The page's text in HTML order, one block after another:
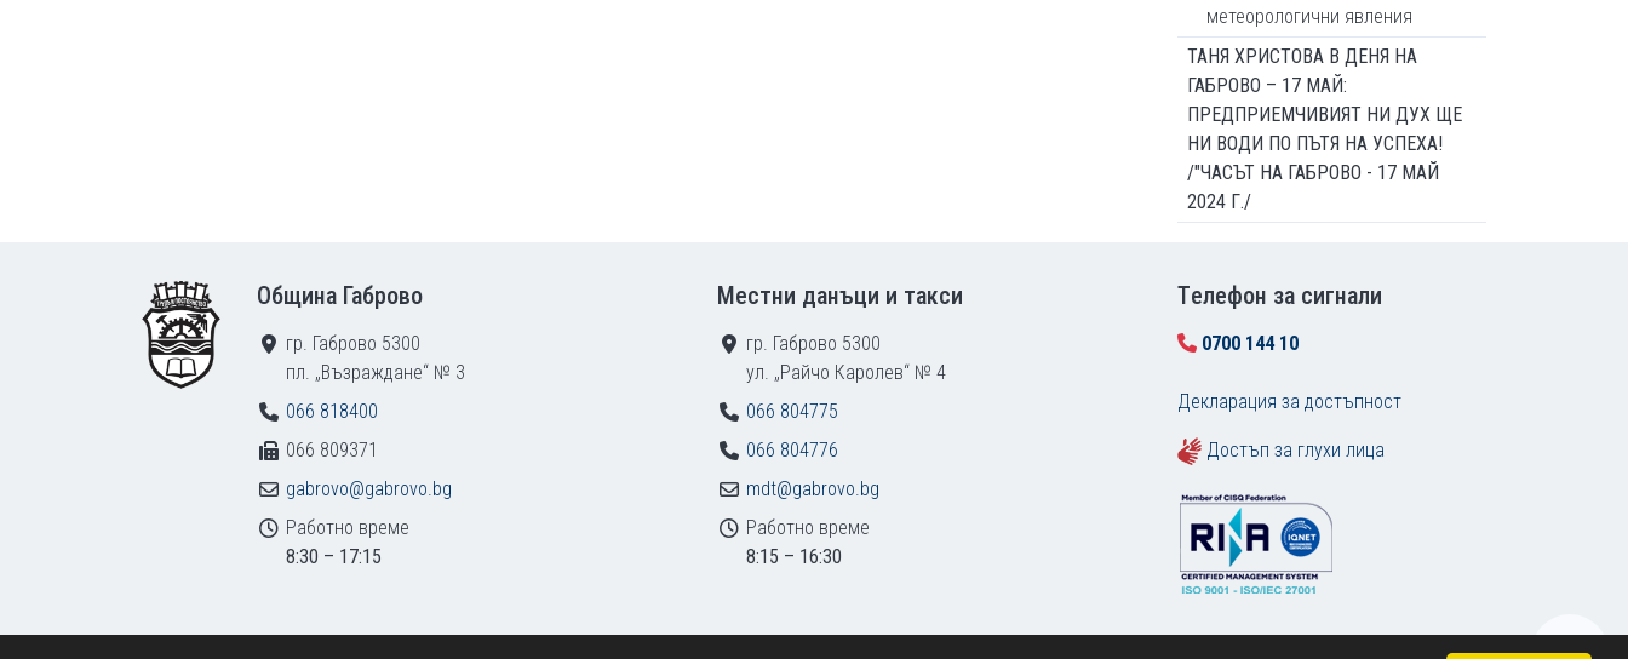
метеорологични явления
ТАНЯ ХРИСТОВА В ДЕНЯ НА
ГАБРОВО – 17 МАЙ:
ПРЕДПРИЕМЧИВИЯТ НИ ДУХ ЩЕ
НИ ВОДИ ПО ПЪТЯ НА УСПЕХА!
/"ЧАСЪТ НА ГАБРОВО - 17 МАЙ
2024 Г./
Община Габрово
гр. Габрово 5300
пл. „Възраждане“ № 3
066 818400
066 809371
gabrovo@gabrovo.bg
Работно време
8:30 – 17:15
Местни данъци и такси
гр. Габрово 5300
ул. „Райчо Каролев“ № 4
066 804775
066 804776
mdt@gabrovo.bg
Работно време
8:15 – 16:30
Tелефон за сигнали
0700 144 10
Декларация за достъпност
Достъп за глухи лица